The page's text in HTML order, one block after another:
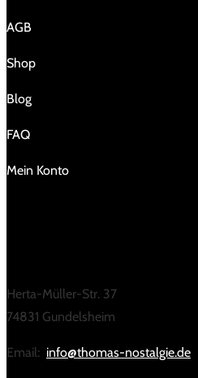
AGB
Shop
Blog
FAQ
Mein Konto
Herta-Müller-Str. 37
74831 Gundelsheim
Email: info@thomas-nostalgie.de